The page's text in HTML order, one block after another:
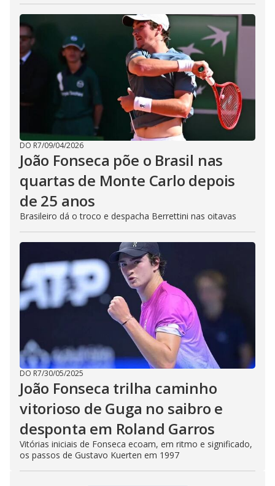
DO R7/09/04/2026
João Fonseca põe o Brasil nas
quartas de Monte Carlo depois
de 25 anos
Brasileiro dá o troco e despacha Berrettini nas oitavas
DO R7/30/05/2025
João Fonseca trilha caminho
vitorioso de Guga no saibro e
desponta em Roland Garros
Vitórias iniciais de Fonseca ecoam, em ritmo e significado,
os passos de Gustavo Kuerten em 1997